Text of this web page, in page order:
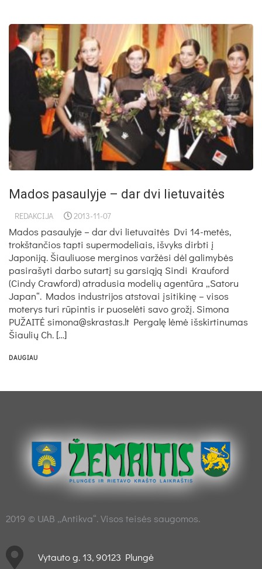
Mados pasaulyje – dar dvi lietuvaitės
REDAKCIJA 2013-11-07
Mados pasaulyje – dar dvi lietuvaitės Dvi 14-metės,
trokštančios tapti supermodeliais, išvyks dirbti į
Japoniją. Šiauliuose merginos varžėsi dėl galimybės
pasirašyti darbo sutartį su garsiąją Sindi Krauford
(Cindy Crawford) atradusia modelių agentūra „Satoru
Japan“. Mados industrijos atstovai įsitikinę – visos
moterys turi rūpintis ir puoselėti savo grožį. Simona
PUŽAITĖ simona@skrastas.lt Pergalę lėmė išskirtinumas
Šiaulių Ch. […]
DAUGIAU
2019 © UAB „Antikva“. Visos teisės saugomos.
Vytauto g. 13, 90123 Plungė